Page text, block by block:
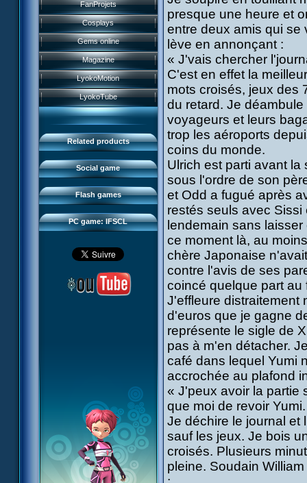
FanProjets
Cosplays
Gems online
Magazine
LyokoMotion
LyokoTube
Related products
Books
Video games
Games and toys
Card game
Goodies
Others
Catalogue
Social game
History
Characters
Powers
Game guide
Missions
Monsters
Maps & Gallery
Social Gamers
3D Duo
Flash games
Anti-XANA formation
Hornet attack
Death of the hornets
Monster Swarm
CL race 2
Aelita's Battle
Odd's Battle
Code Lyoko's Galaxy
Manta Bomber
Sector 2 Escape
PC game: IFSCL
Presentation
IFSCL news
Media
FAQ
Downloads
IFSCL network
presque une heure et
entre deux amis qui se
lève en annonçant :
« J'vais chercher
C'est en effet la
mots croisés, jeux des
du retard. Je
voyageurs et leurs
trop les aéroports
coins du monde.
Ulrich est parti avant
sous l'ordre de son
et Odd a fugué après
restés seuls avec
lendemain sans
ce moment là, au
chère Japonaise
contre l'avis de ses
coincé quelque part au
J'effleure distraitement
d'euros que je gagne
représente le sigle de
pas à m'en détacher.
café dans lequel Yumi
accrochée au plafond
« J'peux avoir la partie
que moi de revoir Yumi.
Je déchire le journal et
sauf les jeux. Je bois
croisés. Plusieurs
pleine. Soudain